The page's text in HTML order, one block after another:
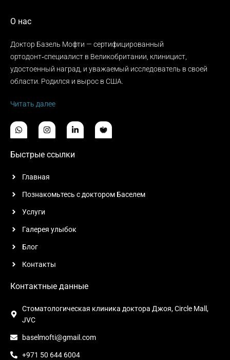
О нас
Доктор Базель Мофти — сертифицированный
ортодонт‑специалист в Великобритании, клиницист,
удостоенный наград, и уважаемый исследователь в своей
области. Родился и вырос в США.
Читать далее
Быстрые ссылки
Главная
Познакомьтесь с доктором Баселем
Услуги
Галерея улыбок
Блог
Контакты
Контактные данные
Стоматологическая клиника доктора Джоя, Circle Mall,
JVC
baselmofti@gmail.com
+971 50 644 6004